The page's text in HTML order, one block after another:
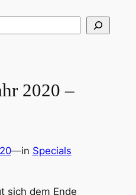
2020 –
—in Specials
sich dem Ende